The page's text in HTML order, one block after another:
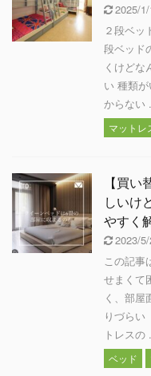
2025/
２段ベッ
段ベッド
くけど
い 種類
からない
マットレ
【買
しいけ
やすく
2023/
この記事
せまくて
く、部屋
りづら
トレスの
ベッド